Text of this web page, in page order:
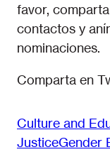
favor,
contactos y
nominaciones.
Comparta en
Culture and
JusticeGender